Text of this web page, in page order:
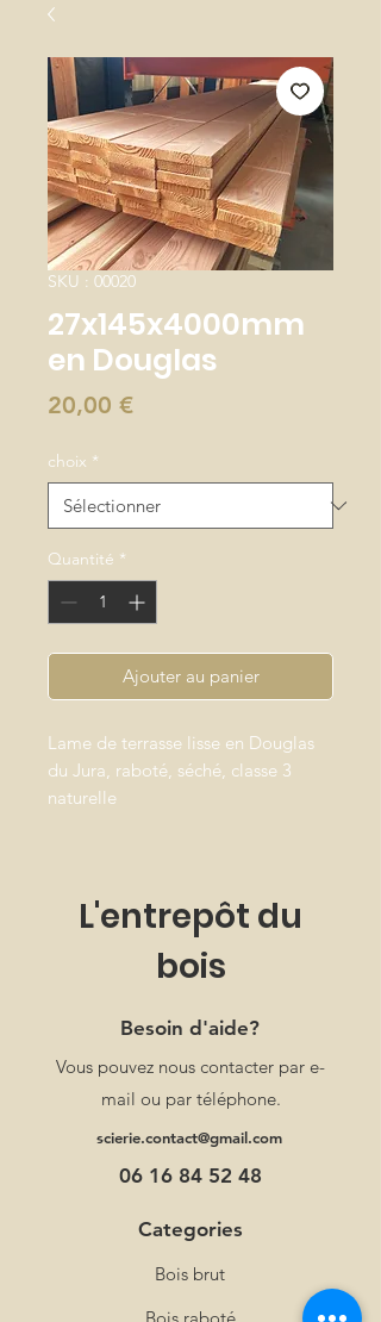
SKU : 00020
27x145x4000mm
en Douglas
20,00 €Prix
choix *
Quantité *
Ajouter au panier
Lame de terrasse lisse en Douglas
du Jura, raboté, séché, classe 3
naturelle
L'entrepôt du
bois
Besoin d'aide?
Vous pouvez nous contacter par e-
mail ou par téléphone.
scierie.contact@gmail.com
06 16 84 52 48
Categories
Bois brut